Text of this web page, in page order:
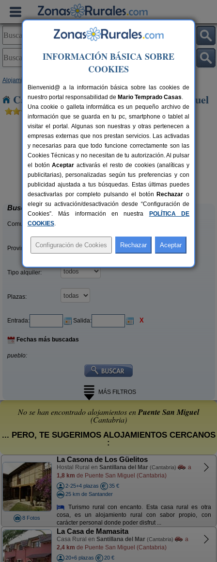
Alojamientos
Casas Rurales cerca de Puente San Miguel
33+1 pers.
desde24 €
Casa Rural Campoo
Naveda (Cantabria)
Buscar
Comunidades:
Provincias/Islas:
Tipo alquiler:
Plazas:
Entrada: Salida: X
Fechas más buscadas
pueblo:
MÁS FILTROS
No se han encontrado alojamientos enPuente San Miguel
(Cantabria)
... PERO, TE SUGERIMOS ALOJAMIENTOS CERCANOS
:
8 Fotos
La Casona de Los Güelitos
Hostal Rural en Santillana del Mar (Cantabria)
a
1,8 km de Puente San Miguel (Cantabria)
2-25+4 plazas
35 €
25 km de Santander
Turismo rural con encanto. Esta casa rural es otra
cosa, es un alojamiento rural con sabor propio, con
carácter personal donde poder disfrut ...
La Casa de Mamasita
Casa Rural en Santillana del Mar (Cantabria)
a
2,4 km de Puente San Miguel (Cantabria)
20+6 plazas
20 €
INFORMACIÓN BÁSICA SOBRE
COOKIES
Bienvenid@ a la información básica sobre las cookies de
nuestro portal responsabilidad de Mario Temprado Casas.
Una cookie o galleta informática es un pequeño archivo de
información que se guarda en tu pc, smartphone o tablet al
visitar el portal. Algunas son nuestras y otras pertenecen a
empresas externas que nos prestan servicios. Las activadas
y necesarias para que todo funcione correctamente son las
Cookies Técnicas y no necesitan de tu autorización. Al pulsar
el botónAceptar activarás el resto de cookies (analíticas y
publicitarias), personalizadas según tus preferencias y con
publicidad ajustada a tus búsquedas. Estas últimas puedes
desactivarlas por completo pulsando el botón Rechazar o
elegir su activación/desactivación desde “Configuración de
Cookies”. Más información en nuestra
POLÍTICA DE
COOKIES.